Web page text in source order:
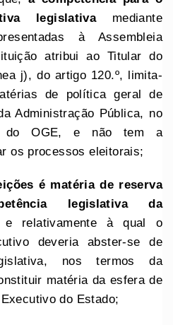
legislativamediante
à Assembleia
atribui ao Titular do
j), do artigo 120.º, limita-
de política geral de
Administração Pública, no
do OGE, e não tem a
os processos eleitorais;
é matéria de reserva
legislativa da
e relativamente à qual o
deveria abster-se de
nos termos da
matéria da esfera de
do Estado;